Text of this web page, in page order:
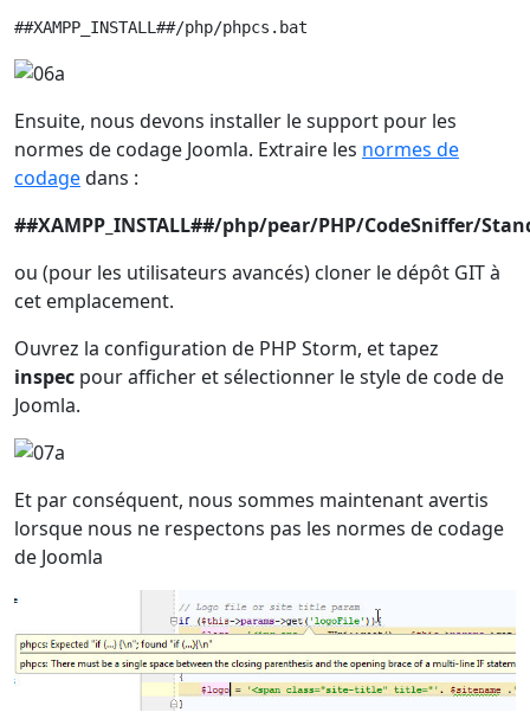
##XAMPP_INSTALL##/php/phpcs.bat
Ensuite, nous devons installer le support pour les
normes de codage Joomla. Extraire les normes de
codagedans :
##XAMPP_INSTALL##/php/pear/PHP/CodeSniffer/
ou (pour les utilisateurs avancés) cloner le dépôt GIT à
cet emplacement.
Ouvrez la configuration de PHP Storm, et tapez
inspec pour afficher et sélectionner le style de code de
Joomla.
Et par conséquent, nous sommes maintenant avertis
lorsque nous ne respectons pas les normes de codage
de Joomla